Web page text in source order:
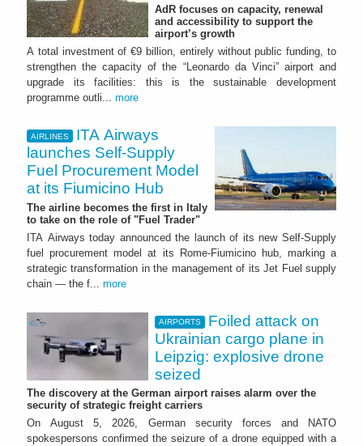
AdR focuses on capacity, renewal
and accessibility to support the
airport’s growth
A total investment of €9 billion, entirely without public funding, to
strengthen the capacity of the “Leonardo da Vinci” airport and
upgrade its facilities: this is the sustainable development
programme outli... more
AIRLINES
ITA Airways
launches Self-Supply
Fuel Procurement Model
at its Fiumicino Hub
The airline becomes the first in Italy
to take on the role of "Fuel Trader"
ITA Airways today announced the launch of its new Self-Supply
fuel procurement model at its Rome-Fiumicino hub, marking a
strategic transformation in the management of its Jet Fuel supply
chain — the f... more
AIRPORTS
Foiled attack on
Ukrainian cargo plane in
Leipzig: explosive drone
seized
The discovery at the German airport raises alarm over the
security of strategic freight carriers
On August 5, 2026, German security forces and NATO
spokespersons confirmed the seizure of a drone equipped with a